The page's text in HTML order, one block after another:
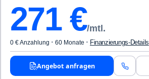
271€/mtl.
0 € Anzahlung · 60 Monate · Finanzierungs-Details
Angebot anfragen